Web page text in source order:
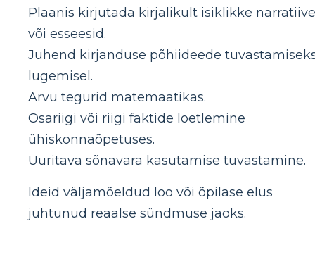
Plaanis kirjutada kirjalikult isiklikke narratiive
või esseesid.
Juhend kirjanduse põhiideede
lugemisel.
Arvu tegurid matemaatikas.
Osariigi või riigi faktide loetlemine
ühiskonnaõpetuses.
Uuritava sõnavara kasutamise tuvastamine.
Ideid väljamõeldud loo või õpilase elus
juhtunud reaalse sündmuse jaoks.